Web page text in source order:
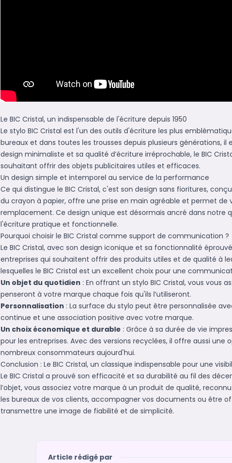
Le BIC Cristal, un indispensable de l'écriture depuis 1950
Le stylo BIC Cristal est l'un des outils d'écriture les plus
bureaux et dans toutes les trousses depuis plusieurs générations,
design minimaliste et sa qualité d’écriture irréprochable, le BIC
souhaitant offrir des objets publicitaires utiles et efficaces.
Un design simple et intemporel au service de la performance
Ce qui distingue le BIC Cristal, c'est son design sans fioritures,
du crayon à papier, offre une prise en main agréable et permet
remplacement. Ce design unique est désormais ancré dans notre
l'écriture pratique et fonctionnelle.
Pourquoi choisir le BIC Cristal comme support de communication ?
Le BIC Cristal, avec son design iconique et sa fonctionnalité
entreprises qui souhaitent offrir des produits utiles et de qualité à
lesquelles le BIC Cristal est un excellent choix pour une
Un objet du quotidien : En offrant un stylo BIC Cristal, vous vous
penseront à votre marque chaque fois qu'ils l’utiliseront.
Personnalisation : La surface du stylo peut être personnalisée
continue et une association positive avec votre marque.
Un choix économique et durable : Grâce à sa durée de vie
pour les entreprises. Avec des versions recyclées, il offre aussi
nombreux consommateurs aujourd'hui.
Conclusion : Le BIC Cristal, un classique indispensable pour une
Le BIC Cristal a prouvé son efficacité et sa durabilité au fil des
l’objet, vous associez votre marque à un produit de qualité,
les bureaux de vos clients, accompagner vos documents ou être
transmettre une image de fiabilité et de simplicité.
Article rédigé par